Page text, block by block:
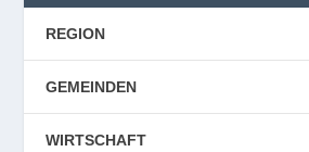
REGION
GEMEINDEN
WIRTSCHAFT